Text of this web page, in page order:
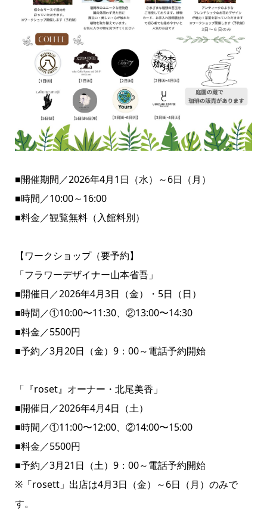
■開催期間／2026年4月1日（水）～6日（月）
■時間／10:00～16:00
■料金／観覧無料（入館料別）
【ワークショップ（要予約】
「フラワーデザイナー山本省吾」
■開催日／2026年4月3日（金）・5日（日）
■時間／①10:00〜11:30、②13:00〜14:30
■料金／5500円
■予約／3月20日（金）9：00～電話予約開始
「『roset』オーナー・北尾美香」
■開催日／2026年4月4日（土）
■時間／①11:00〜12:00、②14:00〜15:00
■料金／5500円
■予約／3月21日（土）9：00～電話予約開始
※「rosett」出店は4月3日（金）～6日（月）のみで
す。